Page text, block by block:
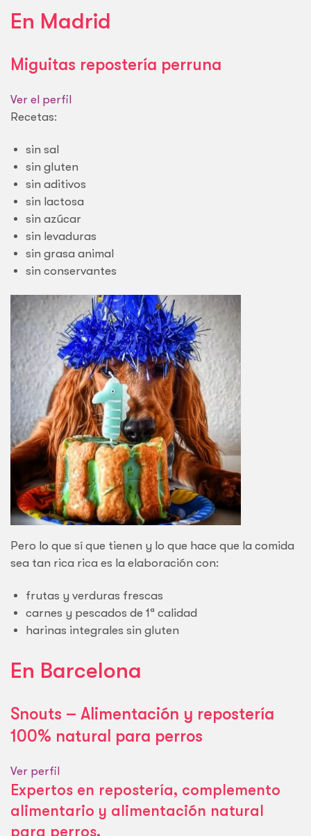
En Madrid
Miguitas repostería perruna
Ver el perfil
Recetas:
sin sal
sin gluten
sin aditivos
sin lactosa
sin azúcar
sin levaduras
sin grasa animal
sin conservantes
Pero lo que sí que tienen y lo que hace que la comida
sea tan rica rica es la elaboración con:
frutas y verduras frescas
carnes y pescados de 1ª calidad
harinas integrales sin gluten
En Barcelona
Snouts – Alimentación y repostería
100% natural para perros
Ver perfil
Expertos en repostería, complemento
alimentario y alimentación natural
para perros.